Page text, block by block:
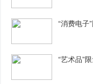
“消费电子
“艺术品”